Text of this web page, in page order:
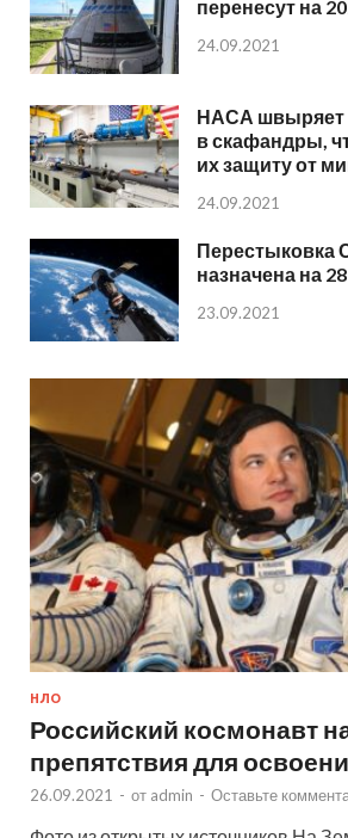
перенесут на
24.09.2021
НАСА швыряет
в скафандры,
их защиту от
24.09.2021
Перестыковка
назначена на
23.09.2021
НЛО
Российский космонавт
препятствия для
26.09.2021 - от admin - Оставьте